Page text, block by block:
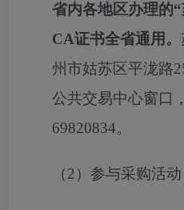
省内各地区办理的
CA证书全省通用。
州市姑苏区平泷路
公共交易中心窗口
69820834。
（2 ）参与采购活动